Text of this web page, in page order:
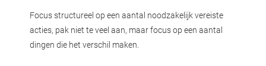
Focus structureel op een aantal noodzakelijk vereiste
acties, pak niet te veel aan, maar focus op een aantal
dingen die het verschil maken.